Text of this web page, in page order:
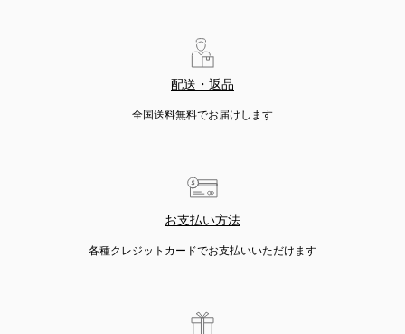
配送・返品
全国送料無料でお届けします
お支払い方法
各種クレジットカードでお支払いいただけます